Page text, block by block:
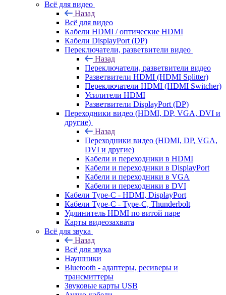
Всё для видео
Назад
Всё для видео
Кабели HDMI / оптические HDMI
Кабели DisplayPort (DP)
Переключатели, разветвители видео
Назад
Переключатели, разветвители видео
Разветвители HDMI (HDMI Splitter)
Переключатели HDMI (HDMI Switcher)
Усилители HDMI
Разветвители DisplayPort (DP)
Переходники видео (HDMI, DP, VGA, DVI и
другие)
Назад
Переходники видео (HDMI, DP, VGA,
DVI и другие)
Кабели и переходники в HDMI
Кабели и переходники в DisplayPort
Кабели и переходники в VGA
Кабели и переходники в DVI
Кабели Type-C - HDMI, DisplayPort
Кабели Type-C - Type-C, Thunderbolt
Удлинитель HDMI по витой паре
Карты видеозахвата
Всё для звука
Назад
Всё для звука
Наушники
Bluetooth - адаптеры, ресиверы и
трансмиттеры
Звуковые карты USB